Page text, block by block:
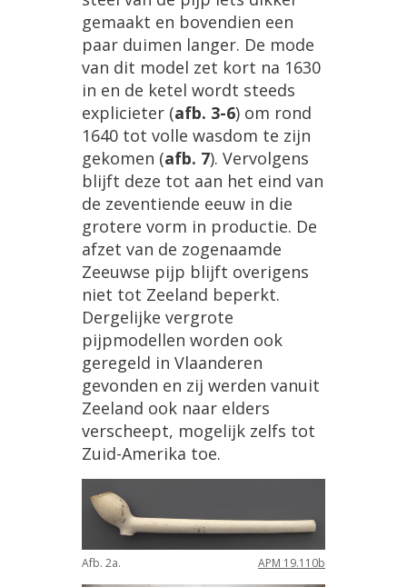
gemaakt en bovendien een
paar duimen langer. De mode
van dit model zet kort na 1630
in en de ketel wordt steeds
explicieter (afb. 3-6) om rond
1640 tot volle wasdom te zijn
gekomen (afb. 7). Vervolgens
blijft deze tot aan het eind van
de zeventiende eeuw in die
grotere vorm in productie. De
afzet van de zogenaamde
Zeeuwse pijp blijft overigens
niet tot Zeeland beperkt.
Dergelijke vergrote
pijpmodellen worden ook
geregeld in Vlaanderen
gevonden en zij werden vanuit
Zeeland ook naar elders
verscheept, mogelijk zelfs tot
Zuid-Amerika toe.
Afb. 2a. APM 19.110b